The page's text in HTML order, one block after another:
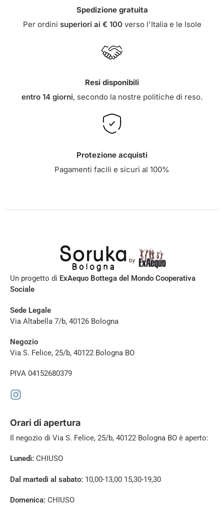
Spedizione gratuita
Per ordini superiori ai € 100verso l'Italia e le Isole
Resi disponibili
entro 14 giorni, secondo la nostre politiche di reso.
Protezione acquisti
Pagamenti facili e sicuri al 100%
Un progetto di ExAequo Bottega del Mondo Cooperativa
Sociale
Sede Legale
Via Altabella 7/b, 40126 Bologna
Negozio
Via S. Felice, 25/b, 40122 Bologna BO
PIVA 04152680379
Orari di apertura
Il negozio di Via S. Felice, 25/b, 40122 Bologna BO è aperto:
Lunedì: CHIUSO
Dal martedì al sabato: 10,00-13,00 15,30-19,30
Domenica: CHIUSO